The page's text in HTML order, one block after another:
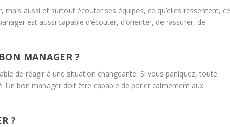
aussi et surtout écouter ses équipes, ce qu’elles ressentent,
est aussi capable d’écouter, d’orienter, de rassurer, de
MANAGER ?
de réagir à une situation changeante. Si vous paniquez, toute
Un bon manager doit être capable de parler calmement aux
?